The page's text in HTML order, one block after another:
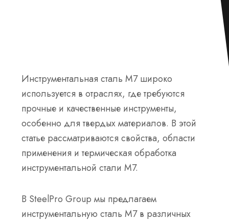
Инструментальная сталь М7 широко
используется в отраслях, где требуются
прочные и качественные инструменты,
особенно для твердых материалов. В этой
статье рассматриваются свойства, области
применения и термическая обработка
инструментальной стали М7.
В SteelPro Group мы предлагаем
инструментальную сталь М7 в различных